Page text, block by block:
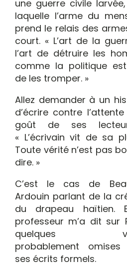
une guerre civile
laquelle l’arme du
prend le relais des
court. « L’art de la
l’art de détruire les
comme la politique
de les tromper. »
Allez demander à un
d’écrire contre
goût de ses
« L’écrivain vit de sa
Toute vérité n’est pas
dire. »
C’est le cas de
Ardouin parlant de la
du drapeau haïtien.
professeur m’a dit sur
quelques
probablement omises
ses écrits formels.